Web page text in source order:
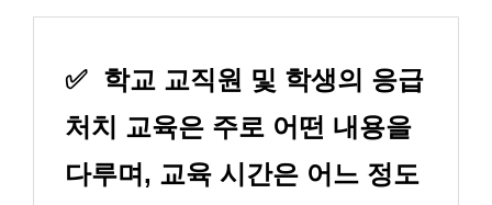
✅ 학교 교직원 및 학생의 응급
처치 교육은 주로 어떤 내용을
다루며, 교육 시간은 어느 정도